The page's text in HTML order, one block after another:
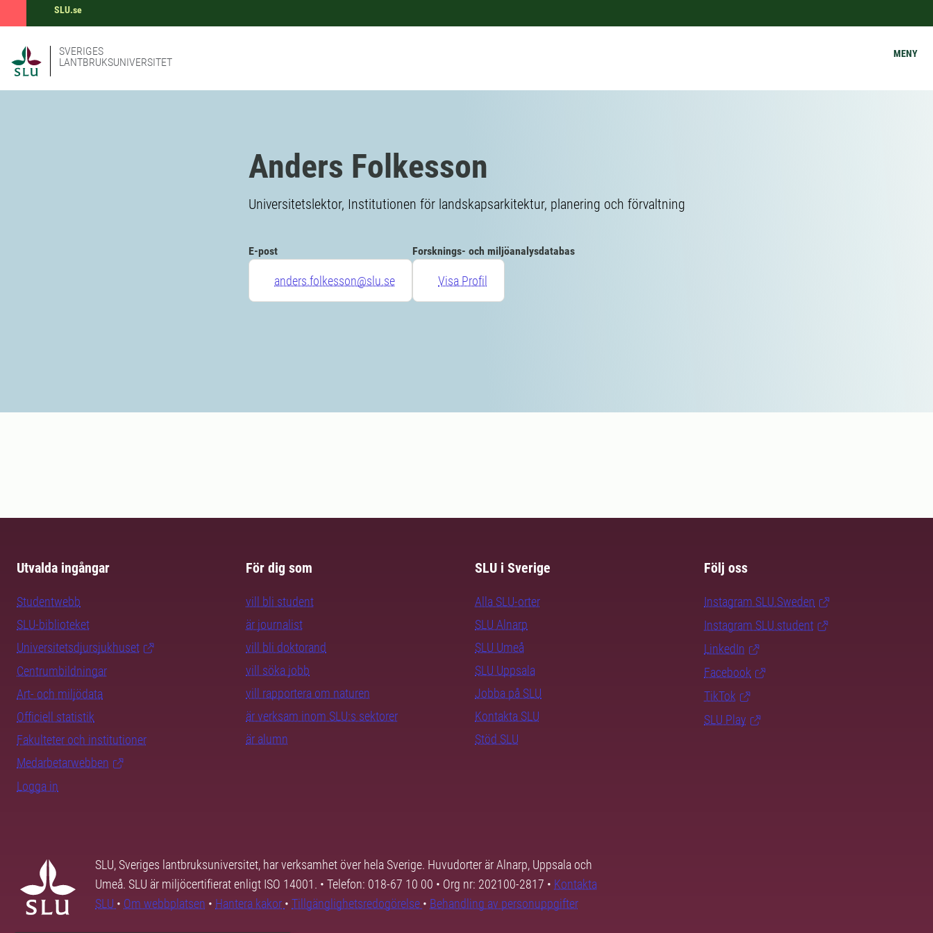
SLU.se
SVERIGES
LANTBRUKSUNIVERSITET
MENY
Anders Folkesson
Universitetslektor, Institutionen för landskapsarkitektur, planering och förvaltning
E-post
anders.folkesson@slu.se
Forsknings- och miljöanalysdatabas
Visa Profil
Utvalda ingångar
Studentwebb
SLU-biblioteket
Universitetsdjursjukhuset
Centrumbildningar
Art- och miljödata
Officiell statistik
Fakulteter och institutioner
Medarbetarwebben
Logga in
För dig som
vill bli student
är journalist
vill bli doktorand
vill söka jobb
vill rapportera om naturen
är verksam inom SLU:s sektorer
är alumn
SLU i Sverige
Alla SLU-orter
SLU Alnarp
SLU Umeå
SLU Uppsala
Jobba på SLU
Kontakta SLU
Stöd SLU
Följ oss
Instagram SLU.Sweden
Instagram SLU.student
LinkedIn
Facebook
TikTok
SLU Play
SLU, Sveriges lantbruksuniversitet, har verksamhet över hela Sverige. Huvudorter är Alnarp, Uppsala och
Umeå. SLU är miljöcertifierat enligt ISO 14001. • Telefon: 018-67 10 00 • Org nr: 202100-2817 • Kontakta
SLU • Om webbplatsen • Hantera kakor • Tillgänglighetsredogörelse • Behandling av personuppgifter